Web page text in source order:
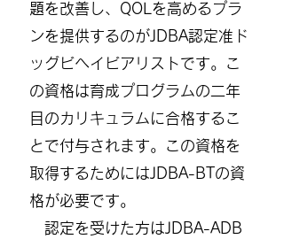
題を改善し、QOLを高めるプラ
ンを提供するのがJDBA認定准ド
ッグビヘイビアリストです。
こ
の資格は育成プログラムの二年
目のカリキュラムに合格するこ
とで付与されます。
この資格を
取得するためにはJDBA-BTの資
格が必要です。
認定を受けた方はJDBA-ADB